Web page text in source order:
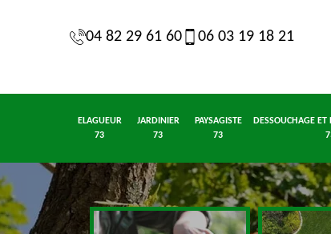
04 82 29 61 60 06 03 19 18 21
ELAGUEUR
73
JARDINIER
73
PAYSAGISTE
73
DESSOUCHAGE